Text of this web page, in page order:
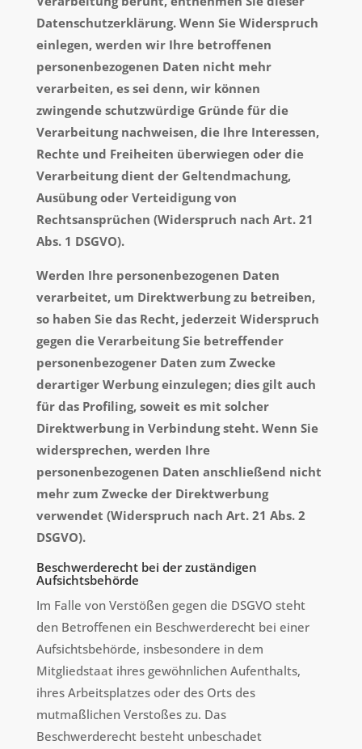
Datenschutzerklärung. Wenn Sie Widerspruch
einlegen, werden wir Ihre betroffenen
personenbezogenen Daten nicht mehr
verarbeiten, es sei denn, wir können
zwingende schutzwürdige Gründe für die
Verarbeitung nachweisen, die Ihre Interessen,
Rechte und Freiheiten überwiegen oder die
Verarbeitung dient der Geltendmachung,
Ausübung oder Verteidigung von
Rechtsansprüchen (Widerspruch nach Art. 21
Abs. 1 DSGVO).
Werden Ihre personenbezogenen Daten
verarbeitet, um Direktwerbung zu betreiben,
so haben Sie das Recht, jederzeit Widerspruch
gegen die Verarbeitung Sie betreffender
personenbezogener Daten zum Zwecke
derartiger Werbung einzulegen; dies gilt auch
für das Profiling, soweit es mit solcher
Direktwerbung in Verbindung steht. Wenn Sie
widersprechen, werden Ihre
personenbezogenen Daten anschließend nicht
mehr zum Zwecke der Direktwerbung
verwendet (Widerspruch nach Art. 21 Abs. 2
DSGVO).
Beschwerderecht bei der zuständigen
Aufsichtsbehörde
Im Falle von Verstößen gegen die DSGVO steht
den Betroffenen ein Beschwerderecht bei einer
Aufsichtsbehörde, insbesondere in dem
Mitgliedstaat ihres gewöhnlichen Aufenthalts,
ihres Arbeitsplatzes oder des Orts des
mutmaßlichen Verstoßes zu. Das
Beschwerderecht besteht unbeschadet